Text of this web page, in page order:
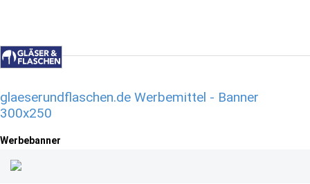
glaeserundflaschen.de Werbemittel - Banner
300x250
Werbebanner